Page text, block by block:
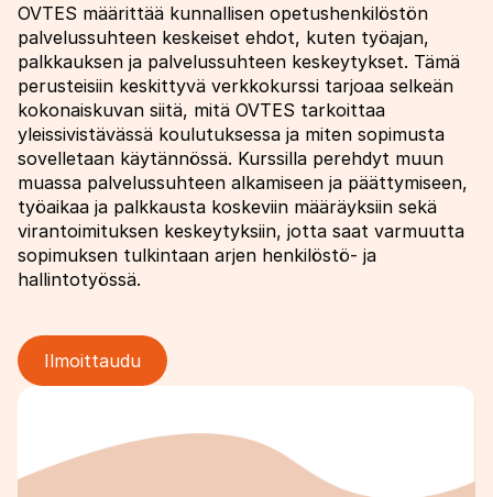
OVTES määrittää kunnallisen opetushenkilöstön
palvelussuhteen keskeiset ehdot, kuten työajan,
palkkauksen ja palvelussuhteen keskeytykset. Tämä
perusteisiin keskittyvä verkkokurssi tarjoaa selkeän
kokonaiskuvan siitä, mitä OVTES tarkoittaa
yleissivistävässä koulutuksessa ja miten sopimusta
sovelletaan käytännössä. Kurssilla perehdyt muun
muassa palvelussuhteen alkamiseen ja päättymiseen,
työaikaa ja palkkausta koskeviin määräyksiin sekä
virantoimituksen keskeytyksiin, jotta saat varmuutta
sopimuksen tulkintaan arjen henkilöstö- ja
hallintotyössä.
Ilmoittaudu